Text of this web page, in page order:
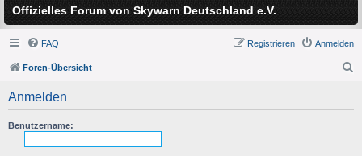
Offizielles Forum von Skywarn Deutschland e.V.
FAQ Anmelden
Registrieren
Foren-Übersicht
Anmelden
Benutzername: